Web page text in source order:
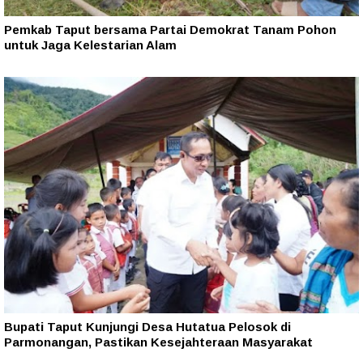
Pemkab Taput bersama Partai Demokrat Tanam Pohon
untuk Jaga Kelestarian Alam
Bupati Taput Kunjungi Desa Hutatua Pelosok di
Parmonangan, Pastikan Kesejahteraan Masyarakat